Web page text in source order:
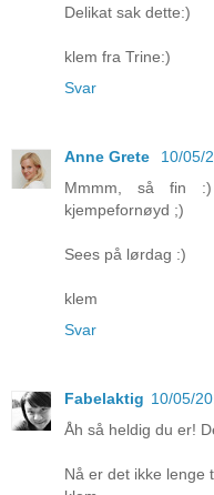
Delikat sak dette:)
klem fra Trine:)
Svar
Anne Grete
10/05/
Mmmm, så fin :)
kjempefornøyd ;)
Sees på lørdag :)
klem
Svar
Fabelaktig 10/05/
Åh så heldig du er!
Nå er det ikke lenge